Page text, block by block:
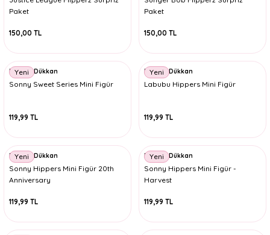
Paket
150,00 TL
Paket
150,00 TL
Yeni
Minnoş Dükkan
Sonny Sweet Series Mini Figür
119,99 TL
Yeni
Minnoş Dükkan
Labubu Hippers Mini Figür
119,99 TL
Yeni
Minnoş Dükkan
Sonny Hippers Mini Figür 20th
Anniversary
119,99 TL
Yeni
Minnoş Dükkan
Sonny Hippers Mini Figür -
Harvest
119,99 TL